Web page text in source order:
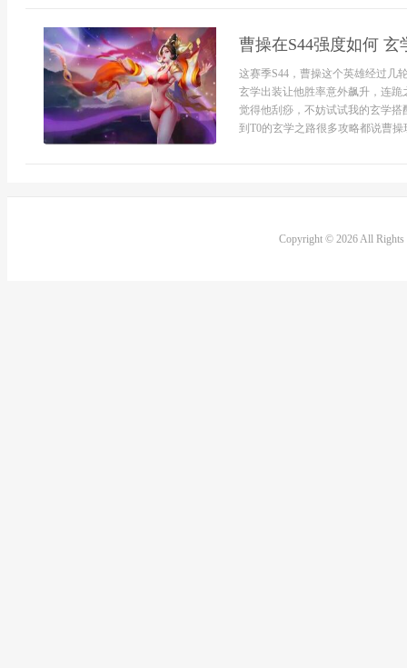
曹操在S44强度如何
这赛季S44，曹操这个英雄经过几
玄学出装让他胜率意外飙升，连
觉得他刮痧，不妨试试我的玄学搭
到T0的玄学之路很多攻略都说曹
Copyright © 2026 All